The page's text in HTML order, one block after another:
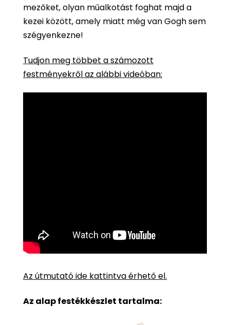
mezőket, olyan műalkotást foghat majd a
kezei között, amely miatt még van Gogh sem
szégyenkezne!
Tudjon meg többet a számozott
festményekről az alábbi videóban:
Az útmutató ide kattintva érhető el.
Az alap festékkészlet tartalma: